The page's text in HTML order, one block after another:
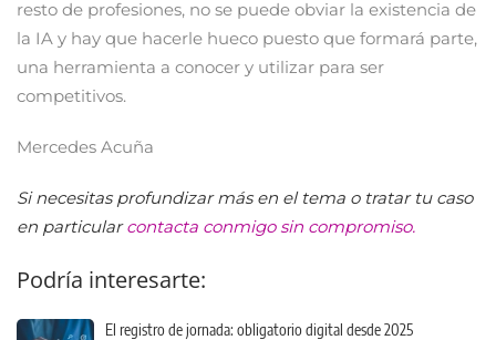
resto de profesiones, no se puede obviar la existencia de
la IA y hay que hacerle hueco puesto que formará parte,
una herramienta a conocer y utilizar para ser
competitivos.
Mercedes Acuña
Si necesitas profundizar más en el tema o tratar tu caso
en particularcontacta conmigo sin compromiso.
Podría interesarte:
El registro de jornada: obligatorio digital desde 2025